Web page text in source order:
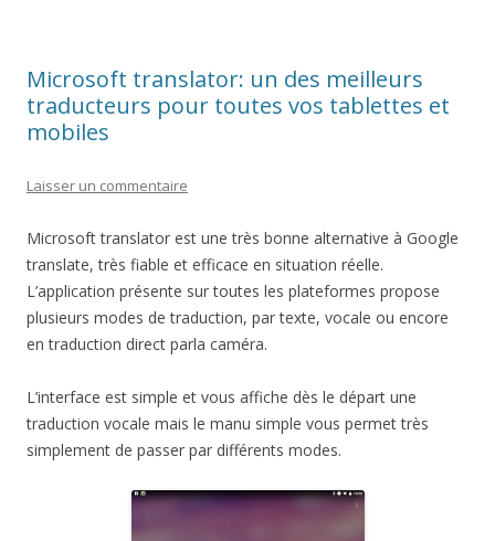
Microsoft translator: un des meilleurs
traducteurs pour toutes vos tablettes et
mobiles
Laisser un commentaire
Microsoft translator est une très bonne alternative à Google
translate, très fiable et efficace en situation réelle.
L’application présente sur toutes les plateformes propose
plusieurs modes de traduction, par texte, vocale ou encore
en traduction direct parla caméra.
L’interface est simple et vous affiche dès le départ une
traduction vocale mais le manu simple vous permet très
simplement de passer par différents modes.